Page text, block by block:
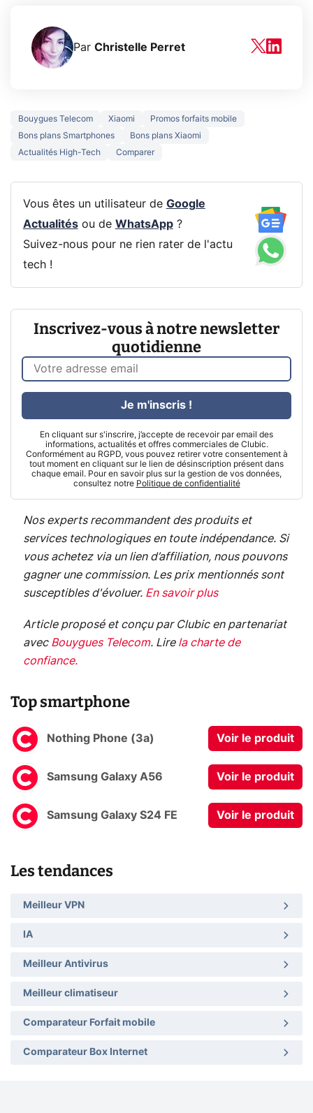
Par Christelle Perret
Bouygues Telecom Xiaomi
Promos forfaits mobile
Bons plans Smartphones
Bons plans Xiaomi
Actualités High-Tech
Comparer
Vous êtes un utilisateur de Google
Actualitésou de WhatsApp?
Suivez-nous pour ne rien rater de l'actu
tech !
Inscrivez-vous à notre newsletter
quotidienne
En cliquant sur s'inscrire, j’accepte de recevoir par email des
informations, actualités et offres commerciales de Clubic.
Conformément au RGPD, vous pouvez retirer votre consentement à
tout moment en cliquant sur le lien de désinscription présent dans
chaque email. Pour en savoir plus sur la gestion de vos données,
consultez notre Politique de confidentialité
Je m'inscris !
Nos experts recommandent des produits et
services technologiques en toute indépendance. Si
vous achetez via un lien d’affiliation, nous pouvons
gagner une commission. Les prix mentionnés sont
susceptibles d'évoluer. En savoir plus
Article proposé et conçu par Clubic en partenariat
avec Bouygues Telecom. Lire la charte de
confiance.
Top smartphone
Nothing Phone (3a) Voir le produit
Samsung Galaxy A56 Voir le produit
Samsung Galaxy S24 FE Voir le produit
Les tendances
Meilleur VPN
IA
Meilleur Antivirus
Meilleur climatiseur
Comparateur Forfait mobile
Comparateur Box Internet